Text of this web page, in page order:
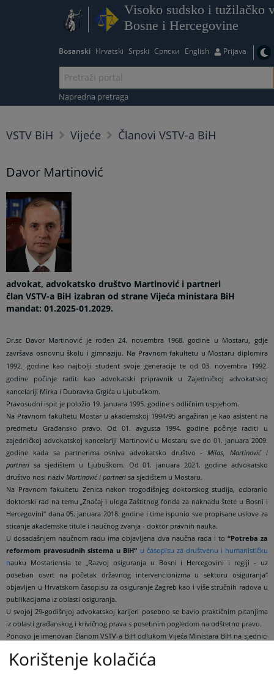
Visoko sudsko i tužilačko
Bosne i Hercegovine
Bosanski Hrvatski Srpski Српски English Prijava
Napredna pretraga
VSTV BiH Vijeće Članovi VSTV-a BiH
Davor Martinović
advokat, advokatsko društvo Martinović i partneri
član VSTV-a BiH izabran od strane Vijeća ministara BiH
mandat: 01.2025-01.2029.
Dr.sc Davor Martinović je rođen 24. novembra 1968. godine u Mostaru, gdje
završava osnovnu školu i gimnaziju. Na Pravnom fakultetu u Mostaru diplomira
1992. godine kao najbolji student svoje generacije te od 03. novembra 1992.
godine počinje raditi kao advokatski pripravnik u Zajedničkoj advokatskoj
kancelariji Mirka i Dubravka Grgića u Ljubuškom.
Pravosudni ispit je položio 19. januara 1995. godine s odličnim uspjehom.
Na Pravnom fakultetu Mostar u akademskoj 1994/95 angažiran je kao asistent na
predmetu Građansko pravo. Od 01. avgusta 1994. godine počinje raditi u
zajedničkoj advokatskoj kancelariji Martinović u Mostaru sve do 01. januara 2009.
godine kada sa partnerima osniva advokatsko društvo -Milas, Martinović i
partneri sa sjedištem u Ljubuškom. Od 01. januara 2021. godine advokatsko
društvo nosi nazivMartinović i partneri sa sjedištem u Mostaru.
Na Pravnom fakultetu Zenica nakon trogodišnjeg doktorskog studija, odbranio
doktorski rad na temu „Značaj i uloga Zaštitnog fonda za naknadu štete u Bosni i
Hercegovini“ dana 05. januara 2018. godine i time ispunio sve propisane uslove za
sticanje akademske titule i naučnog zvanja - doktor pravnih nauka.
U dosadašnjem naučnom radu ima objavljena dva naučna rada i to “Potreba za
reformom pravosudnih sistema u BiH“ u časopisu za društvenu i humanističku
nauku Mostariensia te „Razvoj osiguranja u Bosni i Hercegovini i regiji - uz
poseban osvrt na početak državnog intervencionizma u sektoru osiguranja“
objavljen u Hrvatskom časopisu za osiguranje Zagreb kao i više stručnih radova u
publikacijama iz oblasti osiguranja.
U svojoj 29-godišnjoj advokatskoj karijeri posebno se bavio praktičnim pitanjima
iz oblasti građanskog i krivičnog prava s posebnim pogledom na odštetno pravo.
Ponovo je imenovan članom VSTV-a BiH odlukom Vijeća Ministara BiH na sjednici
Oženjen i otac dva punoljetna sina.
Korištenje kolačića